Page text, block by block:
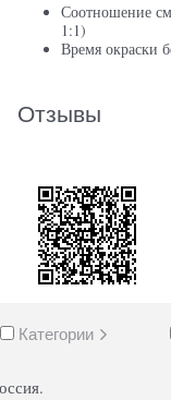
Соотношение
1:1)
Время окраски
Отзывы
Категории